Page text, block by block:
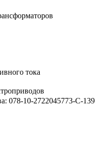
тока
078-10-2722045773-С-139